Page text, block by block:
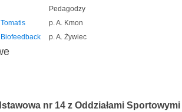
Pedagodzy
p. A. Kmon
p. A. Żywiec
nr 14 z Oddziałami Sportowymi